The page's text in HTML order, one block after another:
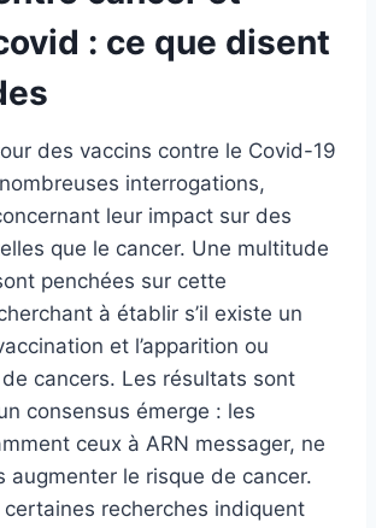
: ce que disent
des vaccins contre le Covid-19
interrogations,
leur impact sur des
que le cancer. Une multitude
penchées sur cette
à établir s’il existe un
et l’apparition ou
de cancers. Les résultats sont
consensus émerge : les
ceux à ARN messager, ne
augmenter le risque de cancer.
recherches indiquent